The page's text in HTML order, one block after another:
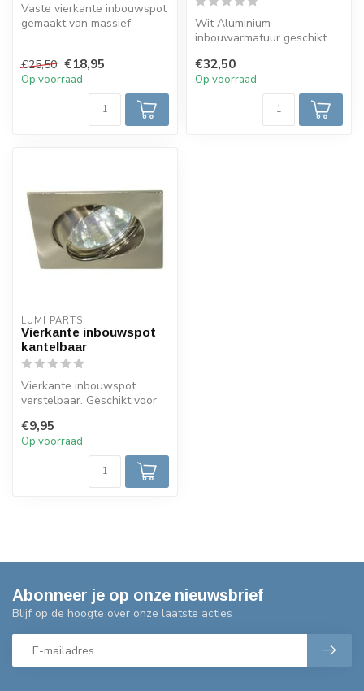
Vaste vierkante inbouwspot
gemaakt van massief
€25,50 €18,95
Op voorraad
Wit Aluminium
inbouwarmatuur geschikt
Lampen. Deze In...
€32,50
Op voorraad
LUMI PARTS
Vierkante inbouwspot
kantelbaar
Vierkante inbouwspot
verstelbaar. Geschikt voor
230v en gu5...
€9,95
Op voorraad
Abonneer je op onze nieuwsbrief
Blijf op de hoogte over onze laatste acties